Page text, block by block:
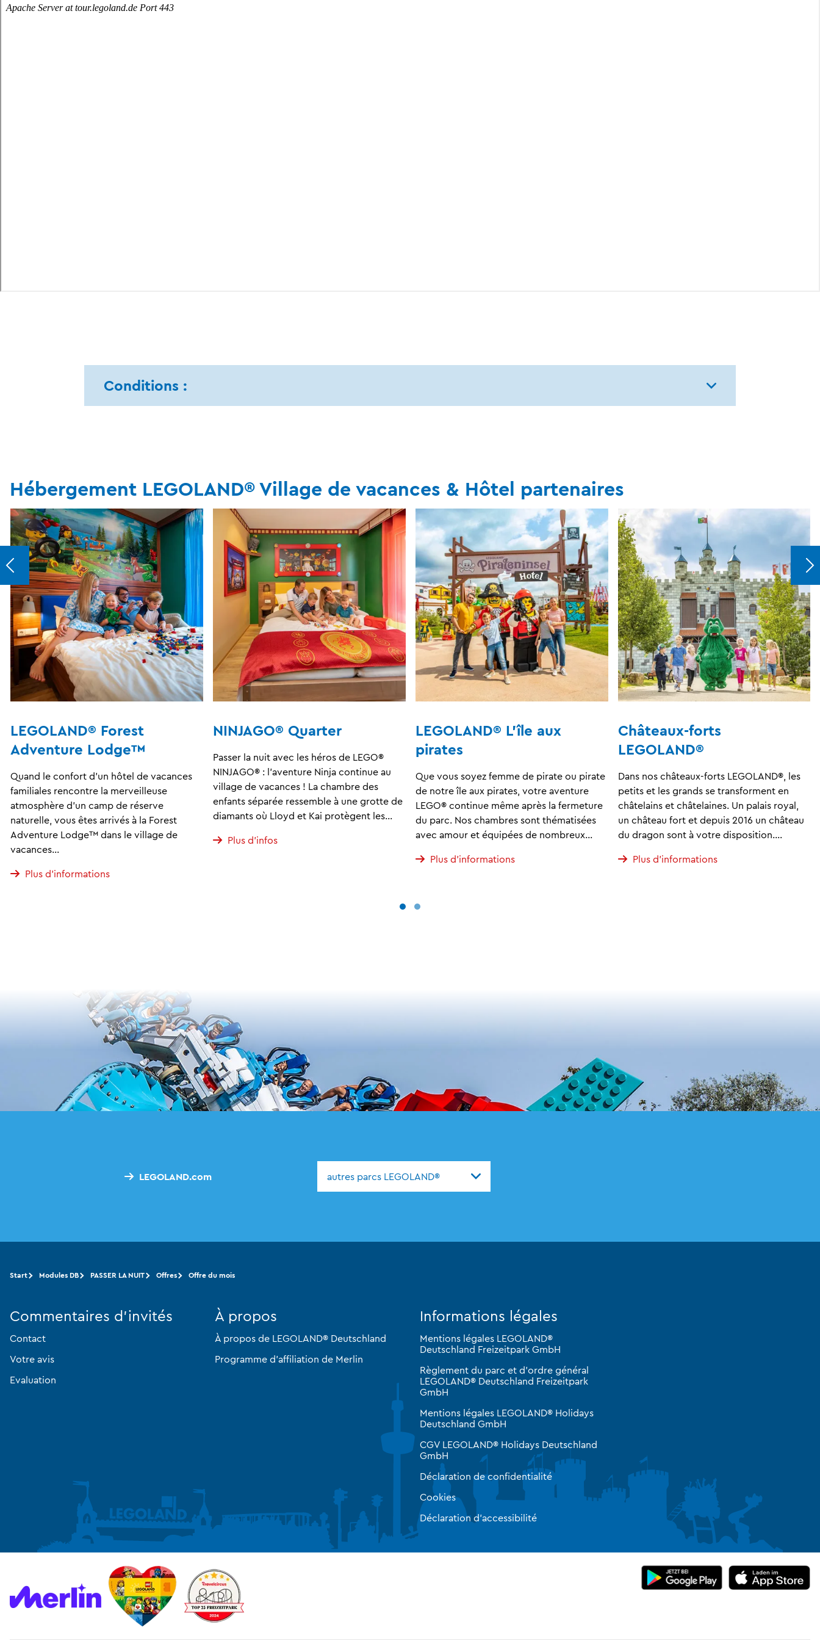
Conditions :
Hébergement LEGOLAND® Village de vacances & Hôtel partenaires
LEGOLAND® Forest
Adventure Lodge™
Quand le confort d'un hôtel de vacances
familiales rencontre la merveilleuse
atmosphère d'un camp de réserve
naturelle, vous êtes arrivés à la Forest
Adventure Lodge™ dans le village de
vacances…
Plus d'informations
NINJAGO® Quarter
Passer la nuit avec les héros de LEGO®
NINJAGO® : l'aventure Ninja continue au
village de vacances ! La chambre des
enfants séparée ressemble à une grotte de
diamants où Lloyd et Kai protègent les…
Plus d'infos
LEGOLAND® L'île aux
pirates
Que vous soyez femme de pirate ou pirate
de notre île aux pirates, votre aventure
LEGO® continue même après la fermeture
du parc. Nos chambres sont thématisées
avec amour et équipées de nombreux…
Plus d'informations
Châteaux-forts
LEGOLAND®
Dans nos châteaux-forts LEGOLAND®, les
petits et les grands se transforment en
châtelains et châtelaines. Un palais royal,
un château fort et depuis 2016 un château
du dragon sont à votre disposition.…
Plus d'informations
LEGOLAND.com autres parcs LEGOLAND®
Start Modules DB PASSER LA NUIT Offres Offre du mois
Commentaires d'invités
Contact
Votre avis
Evaluation
À propos
À propos de LEGOLAND® Deutschland
Programme d'affiliation de Merlin
Informations légales
Mentions légales LEGOLAND®
Deutschland Freizeitpark GmbH
Règlement du parc et d'ordre général
LEGOLAND® Deutschland Freizeitpark
GmbH
Mentions légales LEGOLAND® Holidays
Deutschland GmbH
CGV LEGOLAND® Holidays Deutschland
GmbH
Déclaration de confidentialité
Cookies
Déclaration d'accessibilité